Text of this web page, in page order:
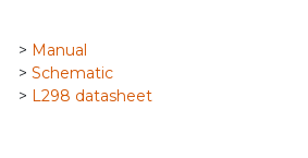
> Manual
> Schematic
> L298 datasheet